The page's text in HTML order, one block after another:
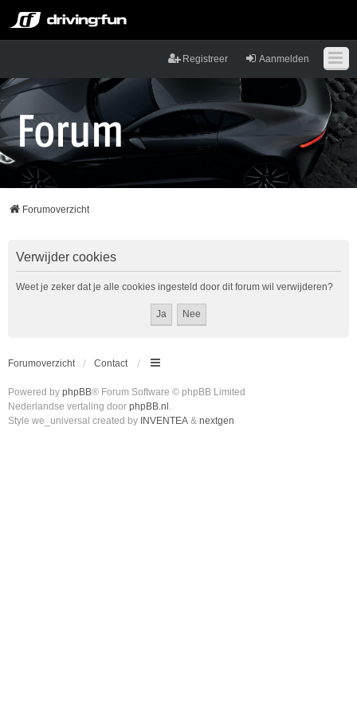
Aanmelden
Registreer
Forumoverzicht
Verwijder cookies
Weet je zeker dat je alle cookies ingesteld door dit forum wil verwijderen?
Forumoverzicht Contact
Powered by phpBB® Forum Software © phpBB Limited
Nederlandse vertaling door phpBB.nl .
Style we_universal created by INVENTEA & nextgen